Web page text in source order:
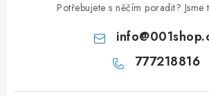
Potřebujete s něčím poradit? Jsme
info@
777218816